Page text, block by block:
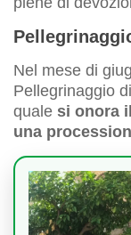
Nel mese di
Pellegrinaggio
quale si onora
una